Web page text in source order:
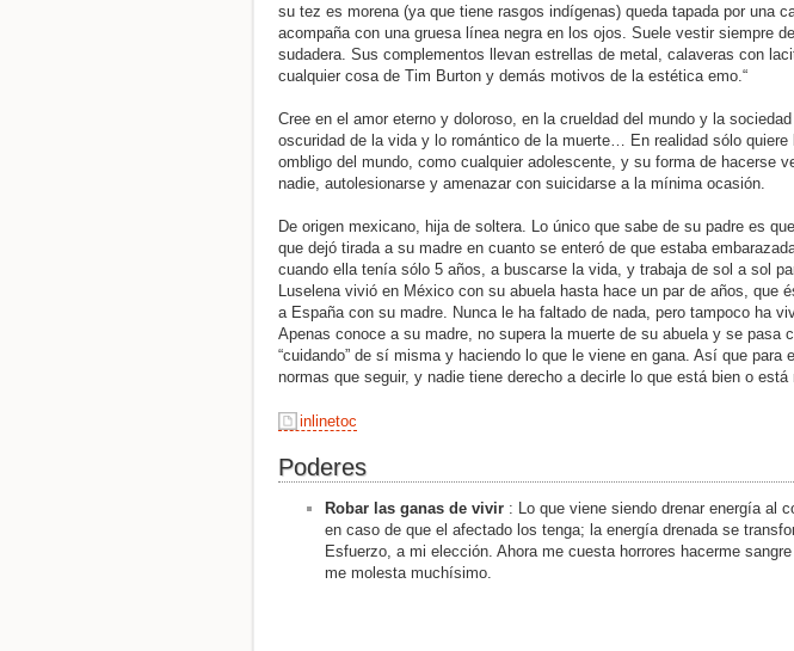
su tez es morena (ya que tiene rasgos indígenas) queda tapada por una
acompaña con una gruesa línea negra en los ojos. Suele vestir siempre
sudadera. Sus complementos llevan estrellas de metal, calaveras con
cualquier cosa de Tim Burton y demás motivos de la estética emo.“
Cree en el amor eterno y doloroso, en la crueldad del mundo y la
oscuridad de la vida y lo romántico de la muerte… En realidad sólo quiere
ombligo del mundo, como cualquier adolescente, y su forma de hacerse
nadie, autolesionarse y amenazar con suicidarse a la mínima ocasión.
De origen mexicano, hija de soltera. Lo único que sabe de su padre es
que dejó tirada a su madre en cuanto se enteró de que estaba
cuando ella tenía sólo 5 años, a buscarse la vida, y trabaja de sol a sol
Luselena vivió en México con su abuela hasta hace un par de años, que
a España con su madre. Nunca le ha faltado de nada, pero tampoco ha
Apenas conoce a su madre, no supera la muerte de su abuela y se pasa
“cuidando” de sí misma y haciendo lo que le viene en gana. Así que para
normas que seguir, y nadie tiene derecho a decirle lo que está bien o está
inlinetoc
Poderes
Robar las ganas de vivir : Lo que viene siendo drenar energía al
en caso de que el afectado los tenga; la energía drenada se
Esfuerzo, a mi elección. Ahora me cuesta horrores hacerme
me molesta muchísimo.